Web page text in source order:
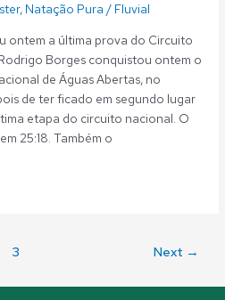
, Natação Pura / Fluvial
ontem a última prova do Circuito
Borges conquistou ontem o
de Águas Abertas, no
de ter ficado em segundo lugar
etapa do circuito nacional. O
25:18. Também o
3 Next →